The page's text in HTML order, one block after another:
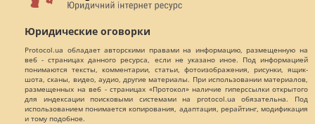
Юридические оговорки
Protocol.ua обладает авторскими правами на информацию, размещенную на
веб - страницах данного ресурса, если не указано иное. Под информацией
понимаются тексты, комментарии, статьи, фотоизображения, рисунки, ящик-
шота, сканы, видео, аудио, другие материалы. При использовании материалов,
размещенных на веб - страницах «Протокол» наличие гиперссылки открытого
для индексации поисковыми системами на protocol.ua обязательна. Под
использованием понимается копирования, адаптация, рерайтинг, модификация
и тому подобное.